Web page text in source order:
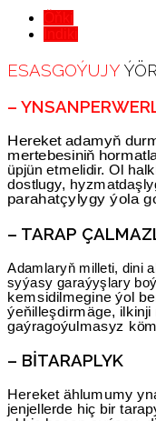
ESASGOÝUJY
–
Hereket adamyň
mertebesiniň
üpjün etmelidir. Ol
dostlugy,
parahatçylygy ýola
– TARAP
Adamlaryň milleti, dini
syýasy garaýyşlary
kemsidilmegine ýol
ýeňilleşdirmäge, ilkinji
gaýragoýulmasyz
– BITARAPLYK
Hereket ählumumy
jenjellerde hiç bir